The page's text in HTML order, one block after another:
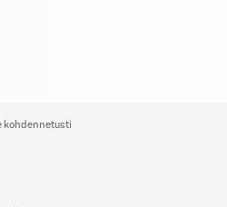
kohdennetusti